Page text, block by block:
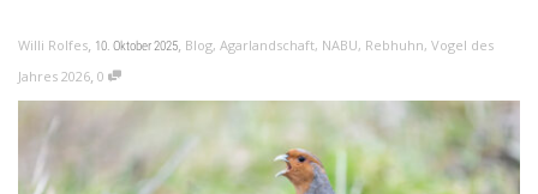
Willi Rolfes, 10. Oktober 2025, Blog, Agarlandschaft, NABU, Rebhuhn, Vogel des
Jahres 2026, 0